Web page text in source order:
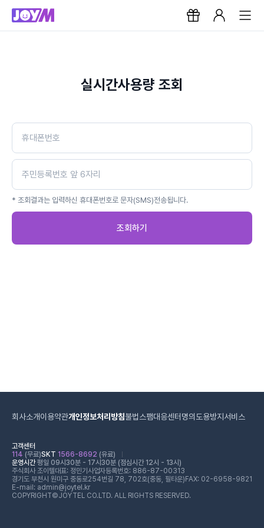
실시간사용량 조회
* 조회결과는 입력하신 휴대폰번호로 문자(SMS)전송됩니다.
조회하기
회사소개이용약관개인정보처리방침불법스팸대응센터 명의도용방지서비스
고객센터
114 (무료)SKT 1566-8692 (유료)
운영시간평일 09시30분 - 17시30분 (점심시간 12시 - 13시)
주식회사 조이텔대표: 정민기 사업자등록번호: 886-87-00313
경기도 부천시 원미구 중동로254번길 78, 702호(중동, 필타운) FAX: 02-6958-9821
E-mail: admin@joytel.kr
COPYRIGHT©JOYTEL CO.LTD. ALL RIGHTS RESERVED.